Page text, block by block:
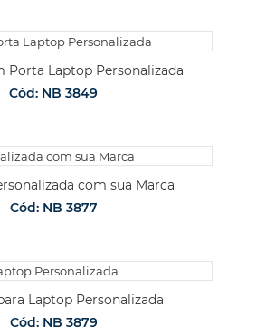
Porta Laptop Personalizada
Cód: NB 3849
com sua Marca
Cód: NB 3877
Laptop Personalizada
Cód: NB 3879